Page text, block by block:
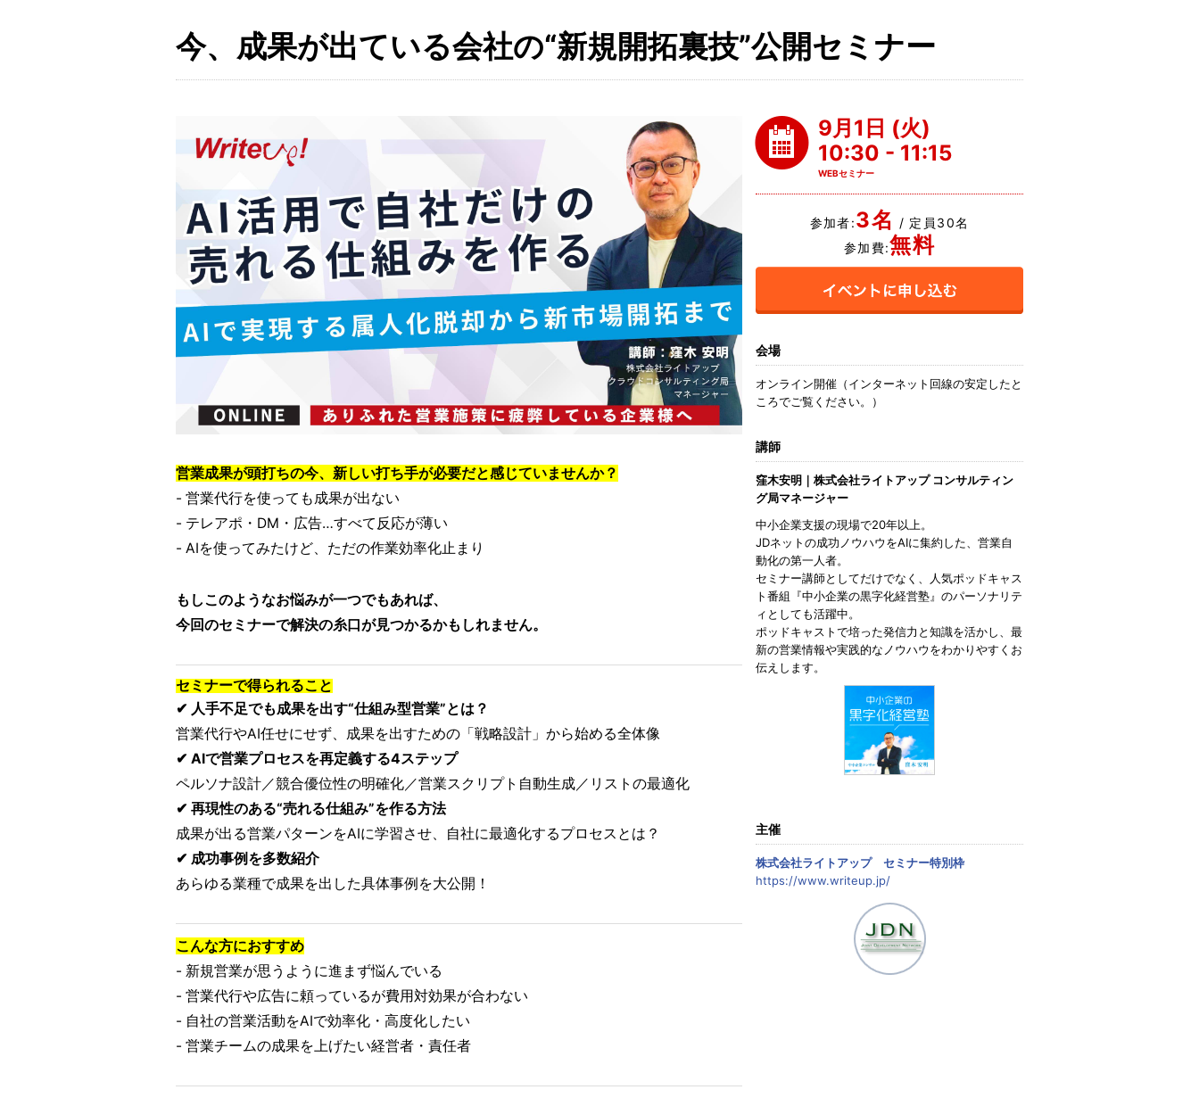
今、成果が出ている会社の“新規開拓裏技”公開セミナー
9月1日 (火)
10:30 - 11:15
WEBセミナー
参加者:3名
/ 定員30名
参加費:無料
会場
オンライン開催（インターネット回線の安定したと
ころでご覧ください。）
講師
窪木安明｜株式会社ライトアップ コンサルティン
グ局マネージャー
中小企業支援の現場で20年以上。
JDネットの成功ノウハウをAIに集約した、営業自
動化の第一人者。
セミナー講師としてだけでなく、人気ポッドキャス
ト番組『中小企業の黒字化経営塾』のパーソナリテ
ィとしても活躍中。
ポッドキャストで培った発信力と知識を活かし、最
新の営業情報や実践的なノウハウをわかりやすくお
伝えします。
主催
株式会社ライトアップ セミナー特別枠
https://www.writeup.jp/
営業成果が頭打ちの今、新しい打ち手が必要だと感じていませんか？
- 営業代行を使っても成果が出ない
- テレアポ・DM・広告…すべて反応が薄い
- AIを使ってみたけど、ただの作業効率化止まり
もしこのようなお悩みが一つでもあれば、
今回のセミナーで解決の糸口が見つかるかもしれません。
セミナーで得られること
✔ 人手不足でも成果を出す“仕組み型営業”とは？
営業代行やAI任せにせず、成果を出すための「戦略設計」から始める全体像
✔ AIで営業プロセスを再定義する4ステップ
ペルソナ設計／競合優位性の明確化／営業スクリプト自動生成／リストの最適化
✔ 再現性のある“売れる仕組み”を作る方法
成果が出る営業パターンをAIに学習させ、自社に最適化するプロセスとは？
✔ 成功事例を多数紹介
あらゆる業種で成果を出した具体事例を大公開！
こんな方におすすめ
- 新規営業が思うように進まず悩んでいる
- 営業代行や広告に頼っているが費用対効果が合わない
- 自社の営業活動をAIで効率化・高度化したい
- 営業チームの成果を上げたい経営者・責任者